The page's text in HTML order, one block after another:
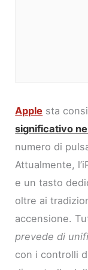
Apple sta
significativo
numero di
Attualmente,
e un tasto
oltre ai
accensione.
prevede di
con i controlli